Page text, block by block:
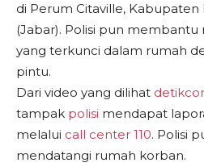
di Perum Citaville, Kabupaten
(Jabar). Polisi pun
yang terkunci dalam rumah
pintu.
Dari video yang dilihat
tampak polisi mendapat
melalui call center 110. Polisi
mendatangi rumah korban.